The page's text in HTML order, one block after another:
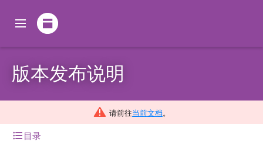
版本发布说明
请前往当前文档。
目录